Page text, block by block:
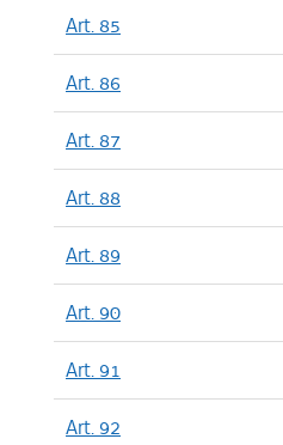
Art. 85
Art. 86
Art. 87
Art. 88
Art. 89
Art. 90
Art. 91
Art. 92